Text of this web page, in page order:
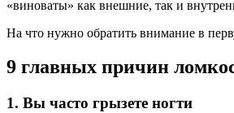
«виноваты» как внешние, так и
На что нужно обратить внимание в
9 главных причин
1. Вы часто грызете ногти